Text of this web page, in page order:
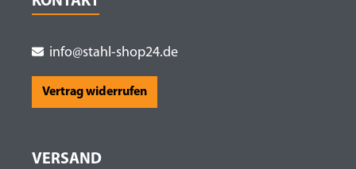
info@stahl-shop24.de
Vertrag widerrufen
VERSAND